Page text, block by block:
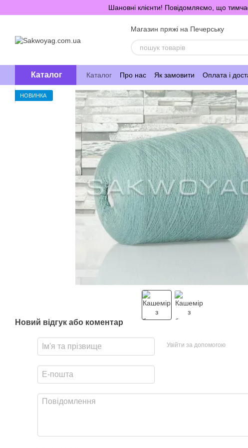
Перейти до основного контентуШановні клієнти! Повідомляємо, що
Магазин пряжі на Печерську
Каталог Каталог Про нас Як замовити Оплата і
НОВИНКА
Новий відгук або коментар
Увійти за допомогою